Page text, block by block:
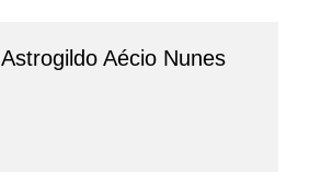
Astrogildo Aécio Nunes